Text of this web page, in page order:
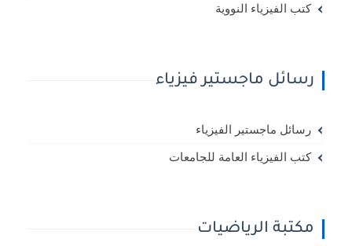
كتب الفيزياء النووية
رسائل ماجستير فيزياء
رسائل ماجستير الفيزياء
كتب الفيزياء العامة للجامعات
مكتبة الرياضيات